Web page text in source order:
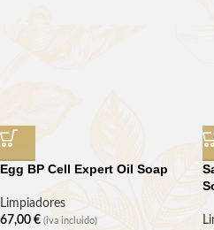
Egg BP Cell Expert Oil Soap
Limpiadores
67,00 € (iva incluido)